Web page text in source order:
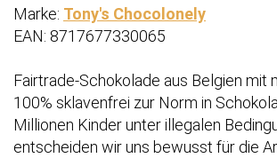
Marke: Tony's Chocolonely
EAN: 8717677330065
Fairtrade-Schokolade aus Belgien mit
100% sklavenfrei zur Norm in
Millionen Kinder unter illegalen
entscheiden wir uns bewusst für die